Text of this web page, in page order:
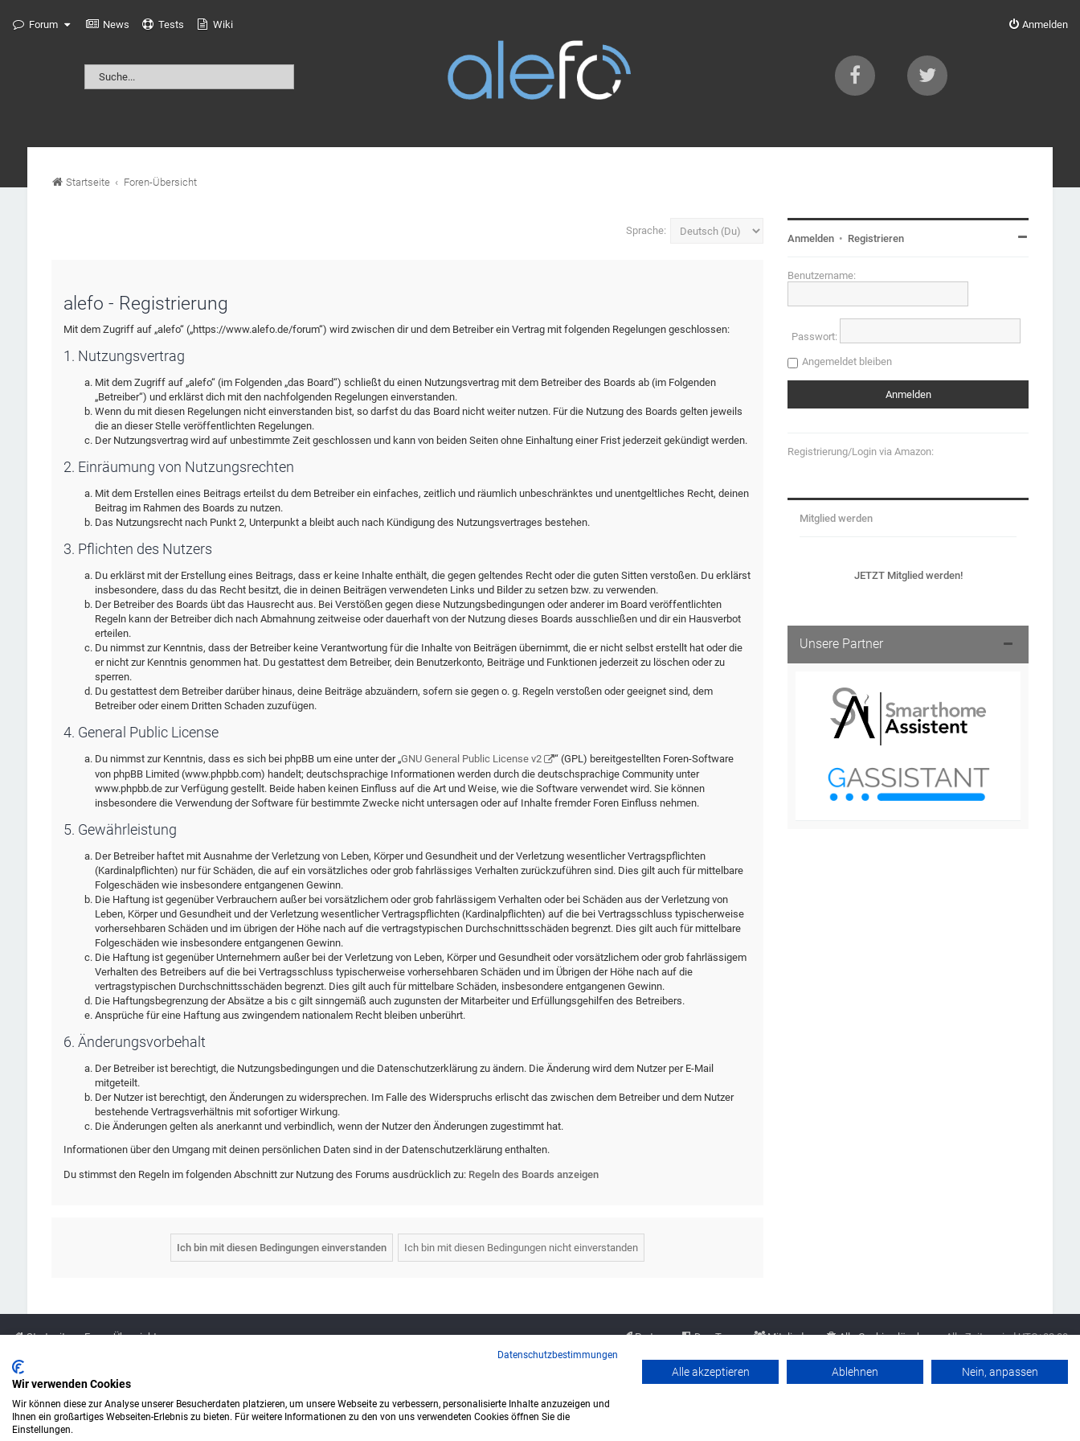
Forum News Tests Wiki Anmelden
Startseite Foren-Übersicht
Sprache:
alefo - Registrierung
Mit dem Zugriff auf „alefo“ („https://www.alefo.de/forum“) wird zwischen dir und dem Betreiber ein Vertrag mit folgenden Regelungen geschlossen:
1. Nutzungsvertrag
Mit dem Zugriff auf „alefo“ (im Folgenden „das Board“) schließt du einen Nutzungsvertrag mit dem Betreiber des Boards ab (im Folgenden
„Betreiber“) und erklärst dich mit den nachfolgenden Regelungen einverstanden.
Wenn du mit diesen Regelungen nicht einverstanden bist, so darfst du das Board nicht weiter nutzen. Für die Nutzung des Boards gelten jeweils
die an dieser Stelle veröffentlichten Regelungen.
Der Nutzungsvertrag wird auf unbestimmte Zeit geschlossen und kann von beiden Seiten ohne Einhaltung einer Frist jederzeit gekündigt werden.
2. Einräumung von Nutzungsrechten
Mit dem Erstellen eines Beitrags erteilst du dem Betreiber ein einfaches, zeitlich und räumlich unbeschränktes und unentgeltliches Recht, deinen
Beitrag im Rahmen des Boards zu nutzen.
Das Nutzungsrecht nach Punkt 2, Unterpunkt a bleibt auch nach Kündigung des Nutzungsvertrages bestehen.
3. Pflichten des Nutzers
Du erklärst mit der Erstellung eines Beitrags, dass er keine Inhalte enthält, die gegen geltendes Recht oder die guten Sitten verstoßen. Du erklärst
insbesondere, dass du das Recht besitzt, die in deinen Beiträgen verwendeten Links und Bilder zu setzen bzw. zu verwenden.
Der Betreiber des Boards übt das Hausrecht aus. Bei Verstößen gegen diese Nutzungsbedingungen oder anderer im Board veröffentlichten
Regeln kann der Betreiber dich nach Abmahnung zeitweise oder dauerhaft von der Nutzung dieses Boards ausschließen und dir ein Hausverbot
erteilen.
Du nimmst zur Kenntnis, dass der Betreiber keine Verantwortung für die Inhalte von Beiträgen übernimmt, die er nicht selbst erstellt hat oder die
er nicht zur Kenntnis genommen hat. Du gestattest dem Betreiber, dein Benutzerkonto, Beiträge und Funktionen jederzeit zu löschen oder zu
sperren.
Du gestattest dem Betreiber darüber hinaus, deine Beiträge abzuändern, sofern sie gegen o. g. Regeln verstoßen oder geeignet sind, dem
Betreiber oder einem Dritten Schaden zuzufügen.
4. General Public License
Du nimmst zur Kenntnis, dass es sich bei phpBB um eine unter der „GNU General Public License v2
“ (GPL) bereitgestellten Foren-Software
von phpBB Limited (www.phpbb.com) handelt; deutschsprachige Informationen werden durch die deutschsprachige Community unter
www.phpbb.de zur Verfügung gestellt. Beide haben keinen Einfluss auf die Art und Weise, wie die Software verwendet wird. Sie können
insbesondere die Verwendung der Software für bestimmte Zwecke nicht untersagen oder auf Inhalte fremder Foren Einfluss nehmen.
5. Gewährleistung
Der Betreiber haftet mit Ausnahme der Verletzung von Leben, Körper und Gesundheit und der Verletzung wesentlicher Vertragspflichten
(Kardinalpflichten) nur für Schäden, die auf ein vorsätzliches oder grob fahrlässiges Verhalten zurückzuführen sind. Dies gilt auch für mittelbare
Folgeschäden wie insbesondere entgangenen Gewinn.
Die Haftung ist gegenüber Verbrauchern außer bei vorsätzlichem oder grob fahrlässigem Verhalten oder bei Schäden aus der Verletzung von
Leben, Körper und Gesundheit und der Verletzung wesentlicher Vertragspflichten (Kardinalpflichten) auf die bei Vertragsschluss typischerweise
vorhersehbaren Schäden und im übrigen der Höhe nach auf die vertragstypischen Durchschnittsschäden begrenzt. Dies gilt auch für mittelbare
Folgeschäden wie insbesondere entgangenen Gewinn.
Die Haftung ist gegenüber Unternehmern außer bei der Verletzung von Leben, Körper und Gesundheit oder vorsätzlichem oder grob fahrlässigem
Verhalten des Betreibers auf die bei Vertragsschluss typischerweise vorhersehbaren Schäden und im Übrigen der Höhe nach auf die
vertragstypischen Durchschnittsschäden begrenzt. Dies gilt auch für mittelbare Schäden, insbesondere entgangenen Gewinn.
Die Haftungsbegrenzung der Absätze a bis c gilt sinngemäß auch zugunsten der Mitarbeiter und Erfüllungsgehilfen des Betreibers.
Ansprüche für eine Haftung aus zwingendem nationalem Recht bleiben unberührt.
6. Änderungsvorbehalt
Der Betreiber ist berechtigt, die Nutzungsbedingungen und die Datenschutzerklärung zu ändern. Die Änderung wird dem Nutzer per E-Mail
mitgeteilt.
Der Nutzer ist berechtigt, den Änderungen zu widersprechen. Im Falle des Widerspruchs erlischt das zwischen dem Betreiber und dem Nutzer
bestehende Vertragsverhältnis mit sofortiger Wirkung.
Die Änderungen gelten als anerkannt und verbindlich, wenn der Nutzer den Änderungen zugestimmt hat.
Informationen über den Umgang mit deinen persönlichen Daten sind in der Datenschutzerklärung enthalten.
Du stimmst den Regeln im folgenden Abschnitt zur Nutzung des Forums ausdrücklich zu: Regeln des Boards anzeigen
Anmelden • Registrieren
Benutzername:
Passwort:
Angemeldet bleiben
Registrierung/Login via Amazon:
Mitglied werden
JETZT Mitglied werden!
Unsere Partner
Startseite Foren-Übersicht Alle Zeiten sindUTC+02:00
Alle Cookies löschen
Mitglieder
Das Team
Partner
Legende Impressum
Kontakt
Werbung buchen
Datenschutzerklärung
Amazon ist eine Marke von Amazon.com, Inc.
Weitere Marken und Markennamen sind Eigentum ihrer jeweiligen Inhaber.
Datenschutzbestimmungen
Wir verwenden Cookies
Wir können diese zur Analyse unserer Besucherdaten platzieren, um unsere Webseite zu verbessern, personalisierte Inhalte anzuzeigen und
Ihnen ein großartiges Webseiten-Erlebnis zu bieten. Für weitere Informationen zu den von uns verwendeten Cookies öffnen Sie die
Einstellungen.
Alle akzeptieren Ablehnen Nein, anpassen